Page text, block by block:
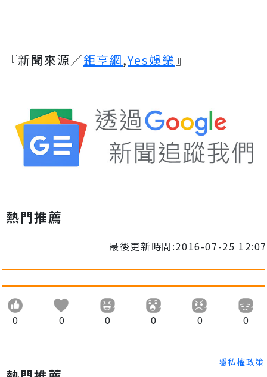
『新聞來源／鉅亨網,Yes娛樂』
熱門推薦
最後更新時間:2016-07-25 12:07
0 0 0 0 0 0
隱私權政策